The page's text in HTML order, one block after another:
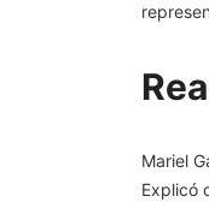
Mariel
Explicó